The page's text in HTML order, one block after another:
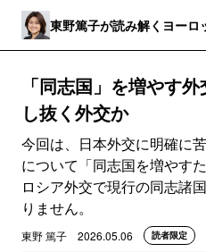
東野篤子が読み解くヨーロ
「同志国」を増やす
し抜く外交か
今回は、日本外交に明確に
について「同志国を増やす
ロシア外交で現行の同志諸
りません。
東野 篤子 2026.05.06 読者限定